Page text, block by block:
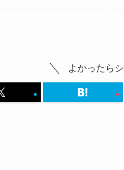
よかったら